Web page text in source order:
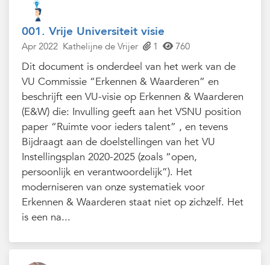
001. Vrije Universiteit visie
Apr 2022 Kathelijne de Vrijer 1 760
Dit document is onderdeel van het werk van de
VU Commissie “Erkennen & Waarderen” en
beschrijft een VU-visie op Erkennen & Waarderen
(E&W) die: Invulling geeft aan het VSNU position
paper “Ruimte voor ieders talent” , en tevens
Bijdraagt aan de doelstellingen van het VU
Instellingsplan 2020-2025 (zoals “open,
persoonlijk en verantwoordelijk”). Het
moderniseren van onze systematiek voor
Erkennen & Waarderen staat niet op zichzelf. Het
is een na...